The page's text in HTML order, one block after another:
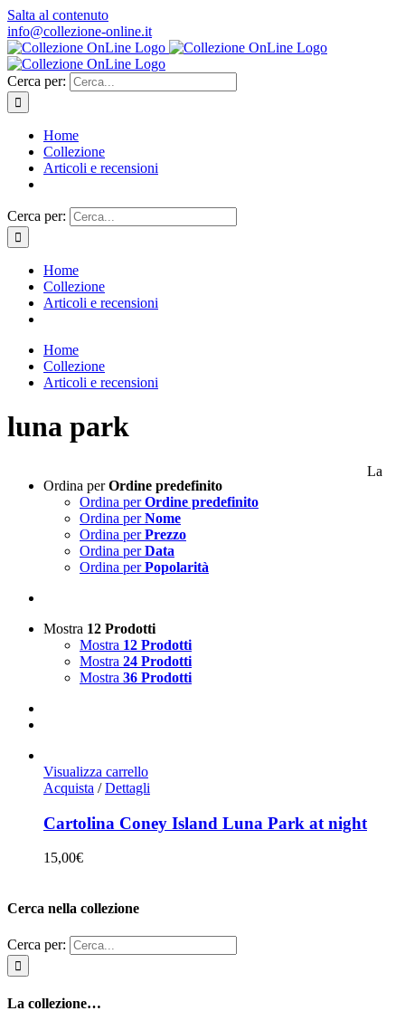
Salta al contenuto
info@collezione-online.it
Cerca per:
Home
Collezione
Articoli e recensioni
Cerca per:
Home
Collezione
Articoli e recensioni
Home
Collezione
Articoli e recensioni
luna park
Ordina perOrdine predefinito
Ordina perOrdine predefinito
Ordina perNome
Ordina perPrezzo
Ordina perData
Ordina perPopolarità
Mostra 12 Prodotti
Mostra 12 Prodotti
Mostra 24 Prodotti
Mostra 36 Prodotti
Visualizza carrello
Acquista / Dettagli
Cartolina Coney Island Luna Park at night
15,00€
Cerca nella collezione
Cerca per:
La collezione…
La